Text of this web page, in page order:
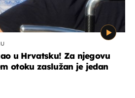
u Hrvatsku! Za njegovu
otoku zaslužan je jedan